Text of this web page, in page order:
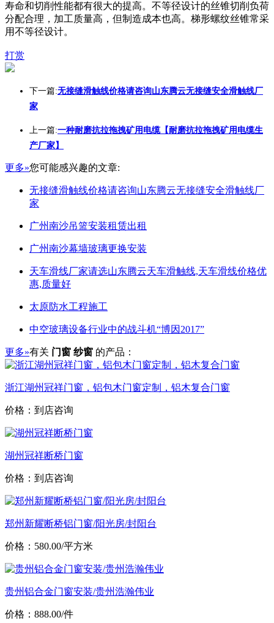
寿命和切削性能都有很大的提高。不等径设计的丝锥切削负荷
分配合理，加工质量高，但制造成本也高。梯形螺纹丝锥常采
用不等径设计。
打赏
下一篇:无接缝滑触线价格请咨询山东腾云无接缝安全滑触线厂
家
上一篇:一种耐磨抗拉拖拽矿用电缆【耐磨抗拉拖拽矿用电缆生
产厂家】
更多»您可能感兴趣的文章:
无接缝滑触线价格请咨询山东腾云无接缝安全滑触线厂
家
广州南沙吊篮安装租赁出租
广州南沙幕墙玻璃更换安装
天车滑线厂家请选山东腾云天车滑触线,天车滑线价格优
惠,质量好
太原防水工程施工
中空玻璃设备行业中的战斗机“博因2017”
更多»有关 门窗 纱窗 的产品：
浙江湖州冠祥门窗，铝包木门窗定制，铝木复合门窗
价格：到店咨询
湖州冠祥断桥门窗
价格：到店咨询
郑州新耀断桥铝门窗/阳光房/封阳台
价格：580.00/平方米
贵州铝合金门窗安装/贵州浩瀚伟业
价格：888.00/件